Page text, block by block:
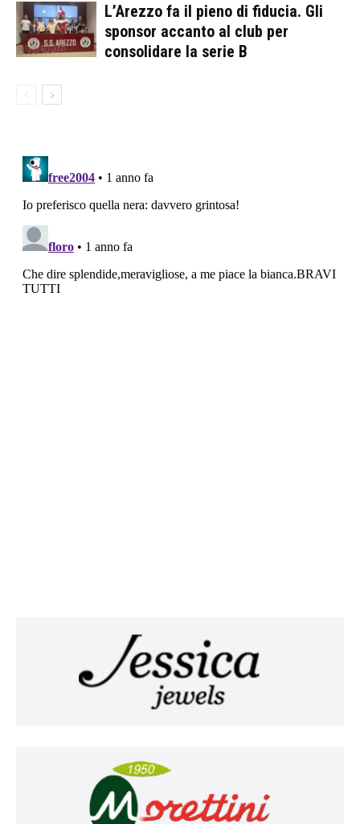
L’Arezzo fa il pieno di fiducia. Gli
sponsor accanto al club per
consolidare la serie B